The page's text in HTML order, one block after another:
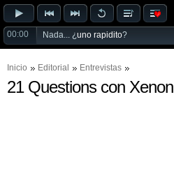
00:00 Nada... ¿uno rapidito?
Inicio Editorial Entrevistas
21 Questions con Xenon